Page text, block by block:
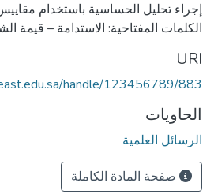
الكلمات المفتاحية: الاستدامة – قيمة
URI
handle/123456789/883
الحاويات
الرسائل العلمية
صفحة المادة الكاملة